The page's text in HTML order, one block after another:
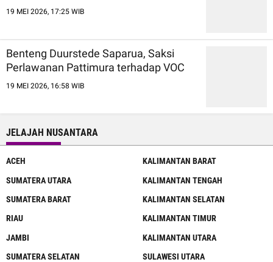
19 MEI 2026, 17:25 WIB
Benteng Duurstede Saparua, Saksi
Perlawanan Pattimura terhadap VOC
19 MEI 2026, 16:58 WIB
JELAJAH NUSANTARA
ACEH
SUMATERA UTARA
SUMATERA BARAT
RIAU
JAMBI
SUMATERA SELATAN
KALIMANTAN BARAT
KALIMANTAN TENGAH
KALIMANTAN SELATAN
KALIMANTAN TIMUR
KALIMANTAN UTARA
SULAWESI UTARA